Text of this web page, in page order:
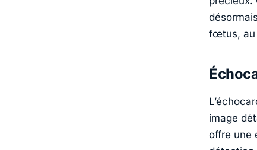
fœtus, au
image
offre une